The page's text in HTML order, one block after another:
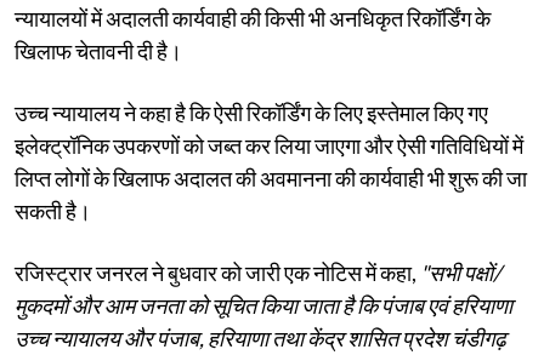
न्यायालयों में अदालती कार्यवाही की किसी भी अनधिकृत रिकॉर्डिंग के
खिलाफ चेतावनी दी है।
उच्च न्यायालय ने कहा है कि ऐसी रिकॉर्डिंग के लिए इस्तेमाल किए गए
इलेक्ट्रॉनिक उपकरणों को जब्त कर लिया जाएगा और ऐसी गतिविधियों में
लिप्त लोगों के खिलाफ अदालत की अवमानना ​​की कार्यवाही भी शुरू की जा
सकती है।
रजिस्ट्रार जनरल ने बुधवार को जारी एक नोटिस में कहा, "सभी पक्षों/
मुकदमों और आम जनता को सूचित किया जाता है कि पंजाब एवं हरियाणा
उच्च न्यायालय और पंजाब, हरियाणा तथा केंद्र शासित प्रदेश चंडीगढ़